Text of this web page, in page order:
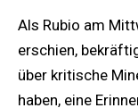
Als Rubio am
erschien,
über kritische
haben, eine